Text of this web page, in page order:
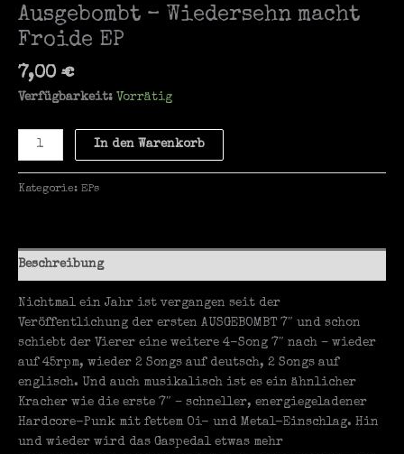
Ausgebombt – Wiedersehn macht
Froide EP
7,00 €
Verfügbarkeit: Vorrätig
Ausgebombt
-
Wiedersehn
macht
Menge
In den Warenkorb
Kategorie: EPs
Beschreibung
Nichtmal ein Jahr ist vergangen seit der
Veröffentlichung der ersten AUSGEBOMBT 7″ und schon
schiebt der Vierer eine weitere 4-Song 7″ nach – wieder
auf 45rpm, wieder 2 Songs auf deutsch, 2 Songs auf
englisch. Und auch musikalisch ist es ein ähnlicher
Kracher wie die erste 7″ – schneller, energiegeladener
Hardcore-Punk mit fettem Oi- und Metal-Einschlag. Hin
und wieder wird das Gaspedal etwas mehr